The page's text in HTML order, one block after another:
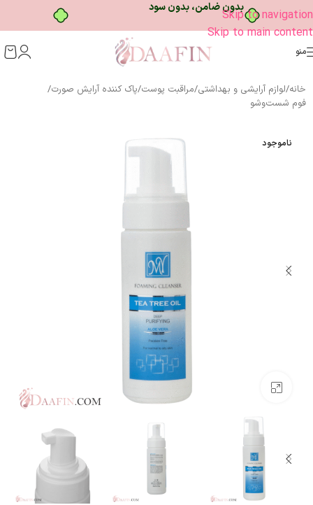
خرید قسطی با ترب‌پیSkip to navigation
Skip to main content
منو
خانه/لوازم آرایشی و بهداشتی/مراقبت پوست/پاک کننده آرایش صورت/
فوم شست‌وشو
ناموجود